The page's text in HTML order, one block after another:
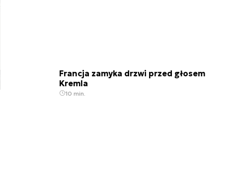
Francja zamyka drzwi przed głosem
Kremla
10 min.